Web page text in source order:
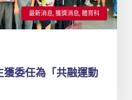
最新消息,獲獎消息,體育科
獲委任為「共融運動